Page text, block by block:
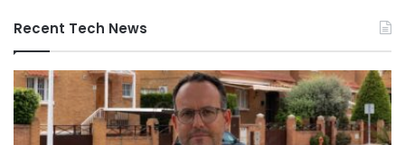
Recent Tech News